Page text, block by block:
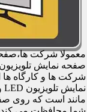
معمولا شرکت
صفحه نمایش
شرکت ها و کارگاه
مانند است که روی